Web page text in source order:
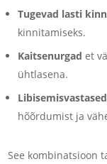
Tugevad lasti
kinnitamiseks.
Kaitsenurgad et
ühtlasena.
hõõrdumist ja
See kombinatsioon